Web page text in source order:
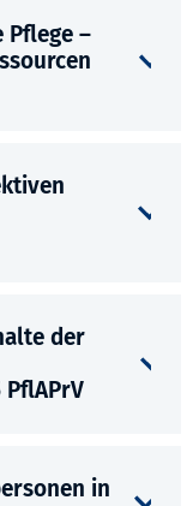
Pflege –
der
in